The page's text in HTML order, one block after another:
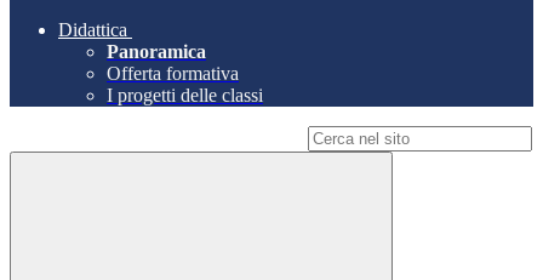
Didattica
Panoramica
Offerta formativa
I progetti delle classi